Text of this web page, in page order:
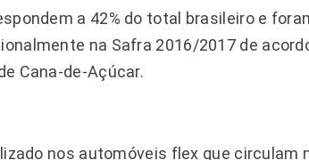
a 42% do total brasileiro e
na Safra 2016/2017 de
Cana-de-Açúcar.
nos automóveis flex que circulam